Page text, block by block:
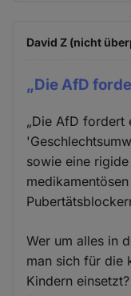
David Z (nicht
„Die AfD
„Die AfD fordert
sowie eine
Wer um alles in
man sich für die
Kindern